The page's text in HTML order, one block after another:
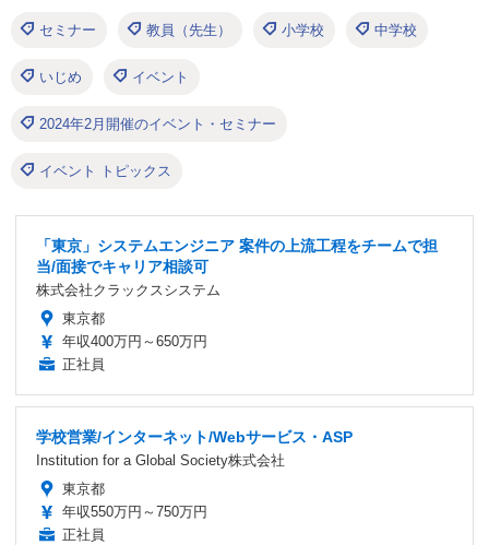
セミナー 教員（先生） 小学校 中学校
いじめ イベント
2024年2月開催のイベント・セミナー
イベント トピックス
「東京」システムエンジニア 案件の上流工程をチームで担
当/面接でキャリア相談可
株式会社クラックスシステム
東京都
年収400万円～650万円
正社員
学校営業/インターネット/Webサービス・ASP
Institution for a Global Society株式会社
東京都
年収550万円～750万円
正社員